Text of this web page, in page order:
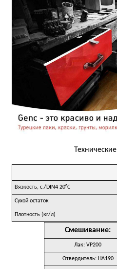
Вязкость, с./DIN4 20°C
Сухой остаток
Плотность (кг/л)
Смешивание:
Лак: VP200
Отвердитель: HA190